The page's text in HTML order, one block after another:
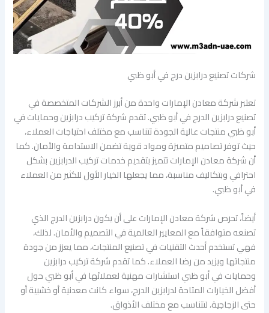
شركات تصنيع درابزين درج في أبو ظبي
تعتبر شركة معادن الإمارات واحدة من أبرز الشركات المتخصصة في
تصنيع درابزين الدرج في أبو ظبي. تقدم شركة تركيب درابزين وحمايات في
أبو ظبي منتجات عالية الجودة تتناسب مع مختلف احتياجات العملاء،
حيث توفر تصاميم متميزة ومواد قوية تضمن الاستدامة والأمان. كما
أن شركة معادن الإمارات تتميز بتقديم خدمات تركيب الدرابزين بشكل
احترافي وبتكاليف مناسبة، مما يجعلها الخيار الأول للكثير من العملاء
في أبو ظبي.
أيضاً، تحرص شركة معادن الإمارات على أن يكون درابزين الدرج الذي
تصنعه متوافقاً مع المعايير العالمية في التصميم والأمان. لذلك،
فهي تستخدم أحدث التقنيات في تصنيع المنتجات، مما يعزز من جودة
منتجاتها ويزيد من رضا العملاء. كما تقدم شركة تركيب درابزين
وحمايات في أبو ظبي استشارات مهنية لعملائها في أبو ظبي حول
أفضل الخيارات المتاحة لدرابزين الدرج، سواء كانت معدنية أو خشبية أو
حتى الزجاجية، لتتناسب مع مختلف الأذواق.